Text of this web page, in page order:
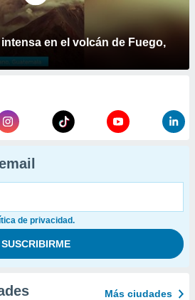
en el volcán de Fuego,
de privacidad.
Más ciudades